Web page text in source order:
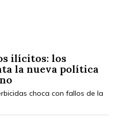
ilícitos: los
la nueva política
choca con fallos de la